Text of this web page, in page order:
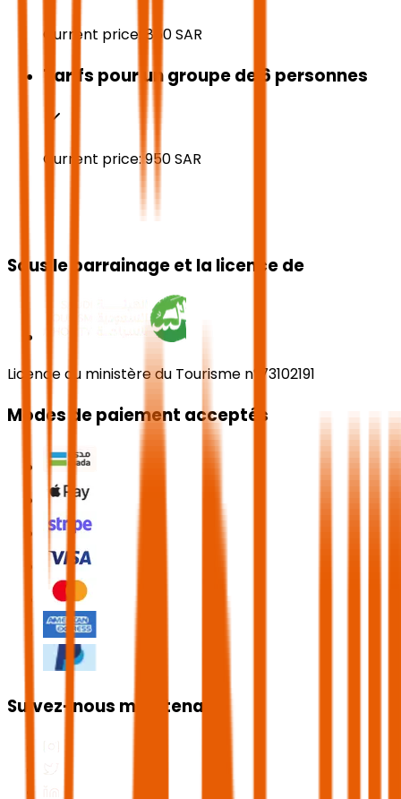
Current price: 850SAR
Tarifs pour un groupe de 6 personnes
Current price:950SAR
Sous le parrainage et la licence de
Licence du ministère du Tourisme n°73102191
Modes de paiement acceptés
Suivez-nous maintenant